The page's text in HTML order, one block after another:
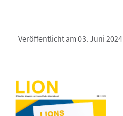
Veröffentlicht am 03. Juni 2024